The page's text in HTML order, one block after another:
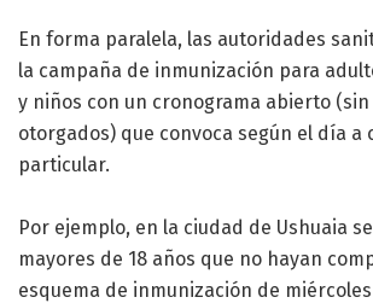
En forma paralela, las autoridades
la campaña de inmunización para
y niños con un cronograma abierto
otorgados) que convoca según el día a
particular.
Por ejemplo, en la ciudad de Ushuaia
mayores de 18 años que no hayan
esquema de inmunización de